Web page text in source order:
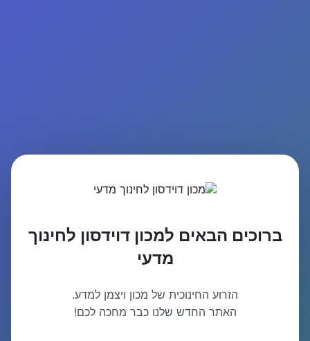
ברוכים הבאים למכון דוידסון לחינוך
מדעי
הזרוע החינוכית של מכון ויצמן למדע.
האתר החדש שלנו כבר מחכה לכם!